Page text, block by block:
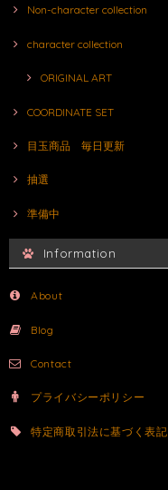
Non-character collection
character collection
ORIGINAL ART
COORDINATE SET
目玉商品 毎日更新
抽選
準備中
Information
About
Blog
Contact
プライバシーポリシー
特定商取引法に基づく表記